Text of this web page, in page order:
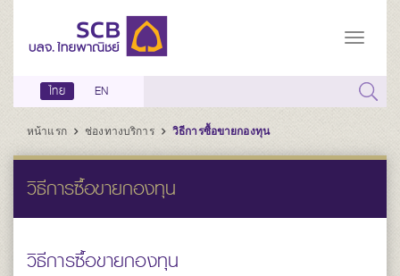
ไทย EN
หน้าแรก ช่องทางบริการ วิธีการซื้อขายกองทุน
วิธีการซื้อขายกองทุน
วิธีการซื้อขายกองทุน